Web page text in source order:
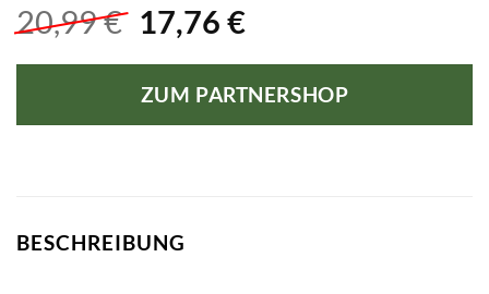
20,99€ Ursprünglicher
Preis
war:
20,99 €
17,76 €Aktueller
ist:
17,76 €.
ZUM PARTNERSHOP
BESCHREIBUNG